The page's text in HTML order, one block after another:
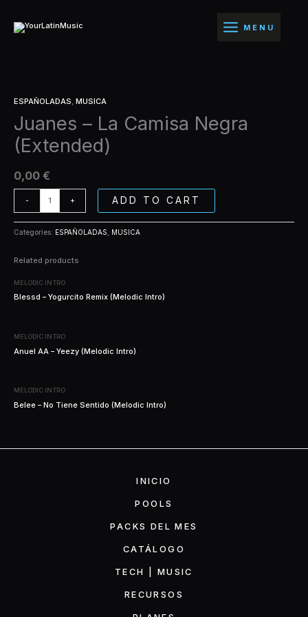
contenido
MENU
ESPAÑOLADAS, MUSICA
Juanes – La Camisa Negra
(Extended)
0,00 €
-
-
La
Camisa
Negra
quantity
+ ADD TO CART
Categories: ESPAÑOLADAS MUSICA
Related products
MELODIC INTRO
Blessd – Yogurcito Remix (Melodic Intro)
MELODIC INTRO
Anuel AA – Yeezy (Melodic Intro)
MELODIC INTRO
Belee – No Tiene Sentido (Melodic Intro)
INICIO
POOLS
PACKS DEL MES
CATÁLOGO
TECH | MUSIC
RECURSOS
Negra
(Extended)